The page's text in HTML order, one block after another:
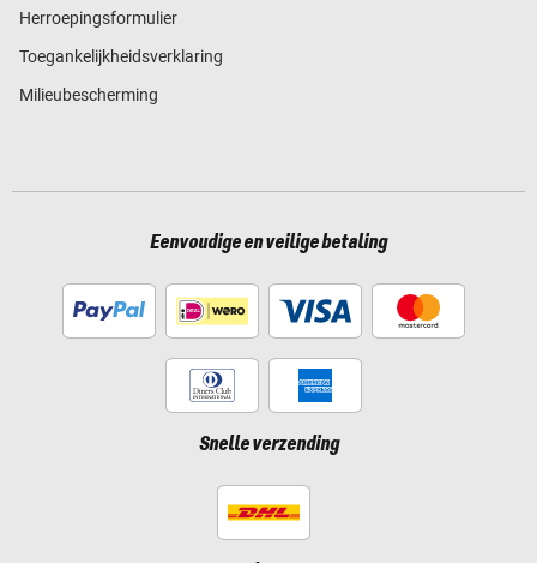
Herroepingsformulier
Toegankelijkheidsverklaring
Milieubescherming
Eenvoudige en veilige betaling
Snelle verzending